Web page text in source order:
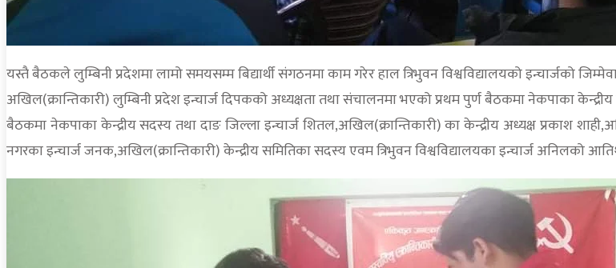
यस्तै बैठकले लुम्बिनी प्रदेशमा लामो समयसम्म बिद्यार्थी संगठनमा काम गरेर हाल त्रिभुवन विश्वविद्यालयको इन्चार्जको
अखिल(क्रान्तिकारी) लुम्बिनी प्रदेश इन्चार्ज दिपकको अध्यक्षता तथा संचालनमा भएको प्रथम पुर्ण बैठकमा नेकपाका
बैठकमा नेकपाका केन्द्रीय सदस्य तथा दाङ जिल्ला इन्चार्ज शितल,अखिल(क्रान्तिकारी) का केन्द्रीय अध्यक्ष प्रकाश
नगरका इन्चार्ज जनक,अखिल(क्रान्तिकारी) केन्द्रीय समितिका सदस्य एवम त्रिभुवन विश्वविद्यालयका इन्चार्ज अनिलको